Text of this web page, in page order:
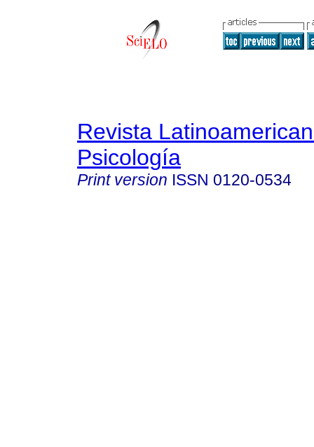
Revista
Psicología
Print version ISSN 0120-0534